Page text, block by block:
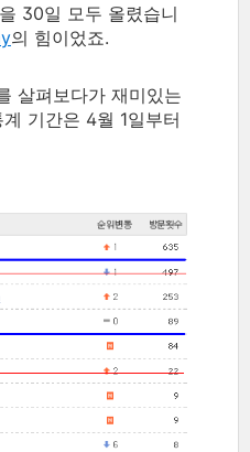
30일 모두 올렸습니
의 힘이었죠.
살펴보다가 재미있는
기간은 4월 1일부터